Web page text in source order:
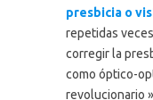
presbicia o
repetidas
corregir la
como óptico-
revolucionario